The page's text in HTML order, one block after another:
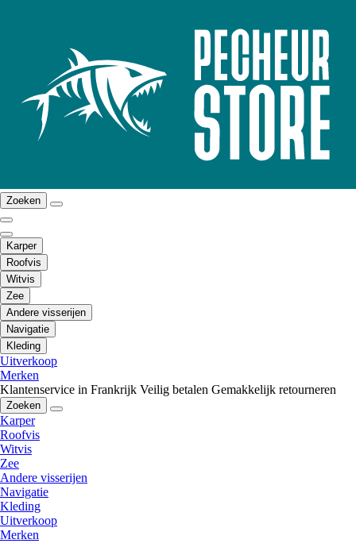
Zoeken
Karper
Roofvis
Witvis
Zee
Andere visserijen
Navigatie
Kleding
Uitverkoop
Merken
Klantenservice in Frankrijk Veilig betalen Gemakkelijk retourneren
Zoeken
Karper
Roofvis
Witvis
Zee
Andere visserijen
Navigatie
Kleding
Uitverkoop
Merken